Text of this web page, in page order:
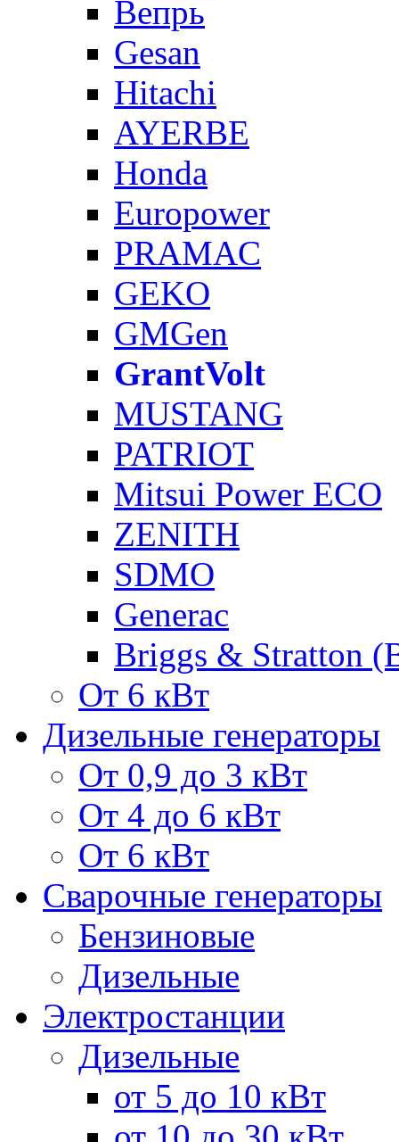
Вепрь
Gesan
Hitachi
AYERBE
Honda
Europower
PRAMAC
GEKO
GMGen
GrantVolt
MUSTANG
PATRIOT
Mitsui Power ECO
ZENITH
SDMO
Generac
Briggs & Stratton
От 6 кВт
Дизельные генераторы
От 0,9 до 3 кВт
От 4 до 6 кВт
От 6 кВт
Сварочные генераторы
Бензиновые
Дизельные
Электростанции
Дизельные
от 5 до 10 кВт